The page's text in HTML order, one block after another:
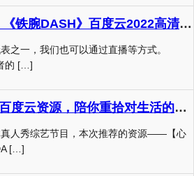
看TOKIO成员水上滑翔飞天，《铁腕DASH》百度云2022高清直播
之一，我们也可以通过直播等方式。
的 […]
日本综艺《铁腕DASH》全集百度云资源，陪你重拾对生活的热爱
真人秀综艺节目，本次推荐的资源——【心
[…]